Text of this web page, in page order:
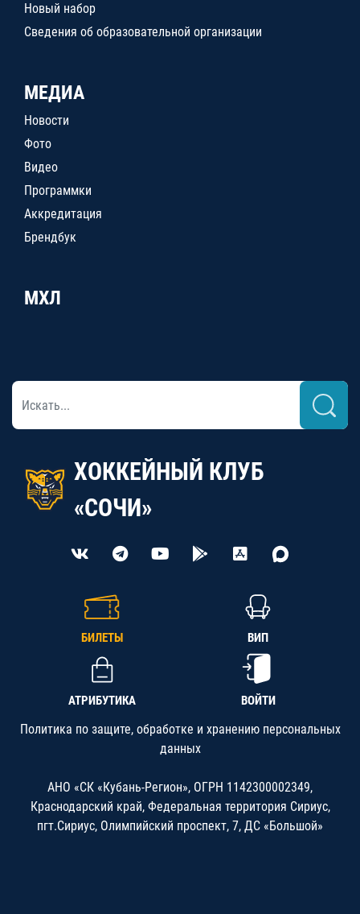
Новый набор
Сведения об образовательной организации
МЕДИА
Новости
Фото
Видео
Программки
Аккредитация
Брендбук
МХЛ
ХОККЕЙНЫЙ КЛУБ
«СОЧИ»
БИЛЕТЫ ВИП
АТРИБУТИКА ВОЙТИ
Политика по защите, обработке и хранению персональных
данных
АНО «СК «Кубань-Регион», ОГРН 1142300002349,
Краснодарский край, Федеральная территория Сириус,
пгт.Сириус, Олимпийский проспект, 7, ДС «Большой»